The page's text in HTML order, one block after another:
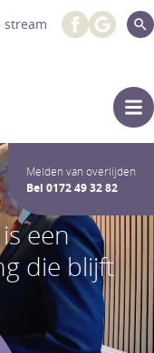
stream
Melden van overlijden
Bel 0172 49 32 82
is een
die blijft